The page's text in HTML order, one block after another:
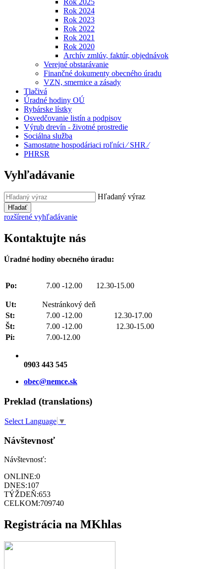
Rok 2025
Rok 2024
Rok 2023
Rok 2022
Rok 2021
Rok 2020
Archív zmlúv, faktúr, objednávok
Verejné obstarávanie
Finančné dokumenty obecného úradu
VZN, smernice a zásady
Tlačivá
Úradné hodiny OÚ
Rybárske lístky
Osvedčovanie listín a podpisov
Výrub drevín - životné prostredie
Sociálna služba
Samostatne hospodáriaci roľníci ⁄ SHR ⁄
PHRSR
Vyhľadávanie
Hľadaný výraz
Hľadať
rozšírené vyhľadávanie
Kontaktujte nás
Úradné hodiny obecného úradu:
Po: 7.00 -12.00 12.30-15.00
Ut:
Nestránkový deň
St:
7.00 -12.00 12.30-17.00
Št:
7.00 -12.00 12.30-15.00
Pi:
7.00-12.00
0903 443 545
obec@nemce.sk
Preklad (translations)
Select Language ▼
Návštevnosť
Návštevnosť:
ONLINE:0
DNES:107
TÝŽDEŇ:653
CELKOM:709740
Registrácia na MKhlas